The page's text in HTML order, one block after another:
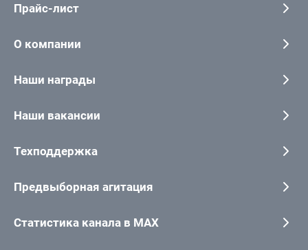
Прайс-лист
О компании
Наши награды
Наши вакансии
Техподдержка
Предвыборная агитация
Статистика канала в MAX